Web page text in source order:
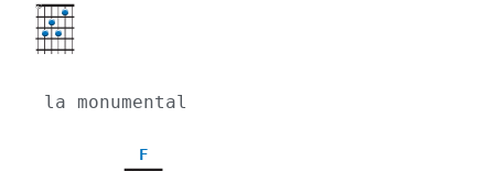
X
la monumental
F